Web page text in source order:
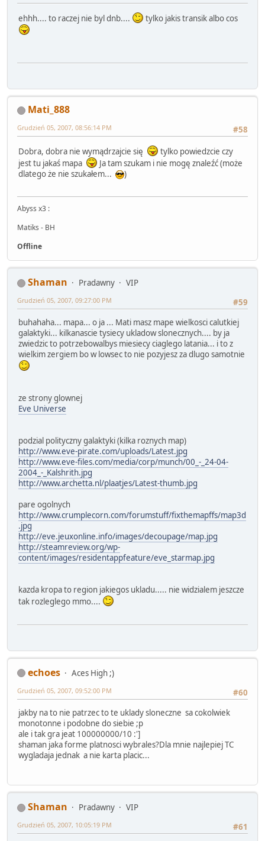
ehhh.... to raczej nie byl dnb.... tylko jakis transik albo cos
Mati_888
#58
Grudzień 05, 2007, 08:56:14 PM
Dobra, dobra nie wymądrzajcie się
tylko powiedzcie czy
jest tu jakaś mapa
Ja tam szukam i nie mogę znaleźć (może
dlatego że nie szukałem...
)
Abyss x3 :
Matiks - BH
Offline
Shaman Pradawny
VIP
#59
Grudzień 05, 2007, 09:27:00 PM
buhahaha... mapa... o ja ... Mati masz mape wielkosci calutkiej
galaktyki... kilkanascie tysiecy ukladow slonecznych.... by ja
zwiedzic to potrzebowalbys miesiecy ciaglego latania... i to z
wielkim zergiem bo w lowsec to nie pozyjesz za dlugo samotnie
ze strony glownej
Eve Universe
podzial polityczny galaktyki (kilka roznych map)
http://www.eve-pirate.com/uploads/Latest.jpg
http://www.eve-files.com/media/corp/munch/00_-_24-04-
2004_-_Kalshrith.jpg
http://www.archetta.nl/plaatjes/Latest-thumb.jpg
pare ogolnych
http://www.crumplecorn.com/forumstuff/fixthemapffs/map3d
.jpg
http://eve.jeuxonline.info/images/decoupage/map.jpg
http://steamreview.org/wp-
content/images/residentappfeature/eve_starmap.jpg
kazda kropa to region jakiegos ukladu..... nie widzialem jeszcze
tak rozleglego mmo....
echoes
Aces High ;)
#60
Grudzień 05, 2007, 09:52:00 PM
jakby na to nie patrzec to te uklady sloneczne sa cokolwiek
monotonne i podobne do siebie ;p
ale i tak gra jeat 100000000/10 :']
shaman jaka forme platnosci wybrales?Dla mnie najlepiej TC
wygladaja jednak a nie karta placic...
Shaman Pradawny
VIP
#61
Grudzień 05, 2007, 10:05:19 PM